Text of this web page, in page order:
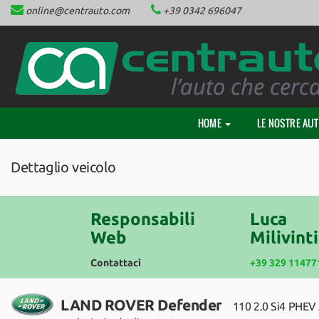
HOME
CHI SIAMO
LE NOSTRE AUTO
NEOPATENTATI
CONTATTACI
online@centrauto.com +39 0342 696047
HOME LE NOSTRE
Dettaglio veicolo
Responsabili
Web
Contattaci
Luca
Milivinti
+39 329
LAND ROVER Defender
110 2.0 Si4
Le
preferenze
di
consenso
Il
pannello
consente
esprimere
alle
tecnologie
di